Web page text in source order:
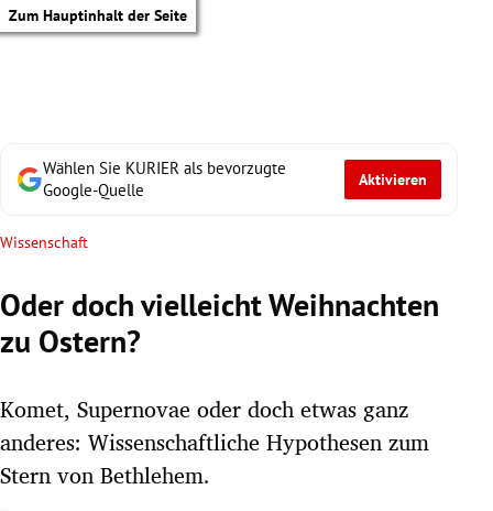
Zum Hauptinhalt der Seite
Untermenü
Wählen Sie KURIER als bevorzugte
Google-Quelle
Aktivieren
Wissenschaft
Oder doch vielleicht Weihnachten
zu Ostern?
Komet, Supernovae oder doch etwas ganz
anderes: Wissenschaftliche Hypothesen zum
Stern von Bethlehem.